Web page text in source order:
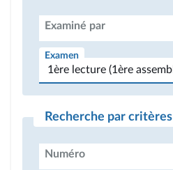
Examiné par
Examen
Recherche par critères
Numéro